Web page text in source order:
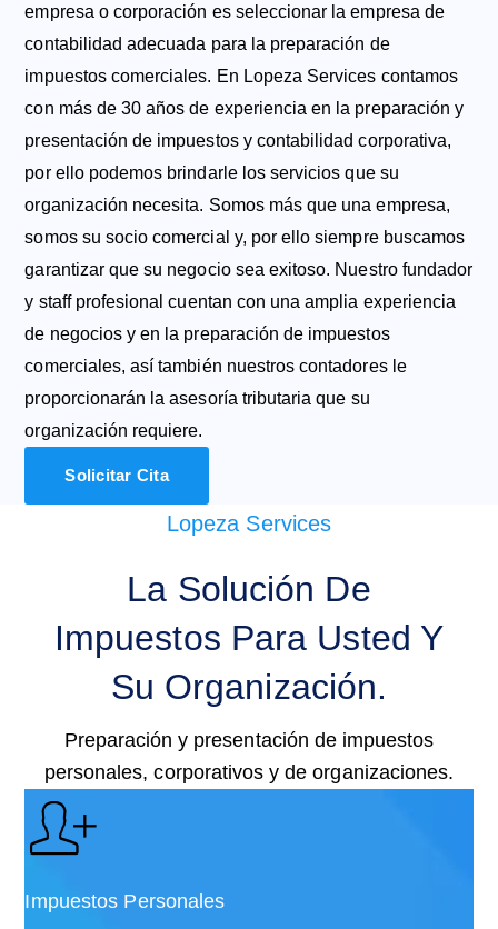
empresa o corporación es seleccionar la empresa de
contabilidad adecuada para la preparación de
impuestos comerciales. En Lopeza Services contamos
con más de 30 años de experiencia en la preparación y
presentación de impuestos y contabilidad corporativa,
por ello podemos brindarle los servicios que su
organización necesita. Somos más que una empresa,
somos su socio comercial y, por ello siempre buscamos
garantizar que su negocio sea exitoso. Nuestro fundador
y staff profesional cuentan con una amplia experiencia
de negocios y en la preparación de impuestos
comerciales, así también nuestros contadores le
proporcionarán la asesoría tributaria que su
organización requiere.
Solicitar Cita
Lopeza Services
La Solución De
Impuestos Para Usted Y
Su Organización.
Preparación y presentación de impuestos
personales, corporativos y de organizaciones.
Impuestos Personales